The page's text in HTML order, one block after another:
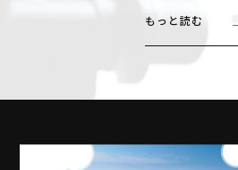
もっと読む